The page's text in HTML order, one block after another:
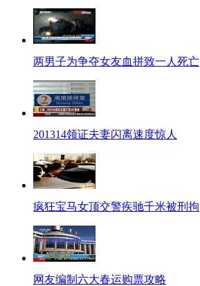
两男子为争夺女友血拼致一人死亡
201314领证夫妻闪离速度惊人
疯狂宝马女顶交警疾驰千米被刑拘
网友编制六大春运购票攻略